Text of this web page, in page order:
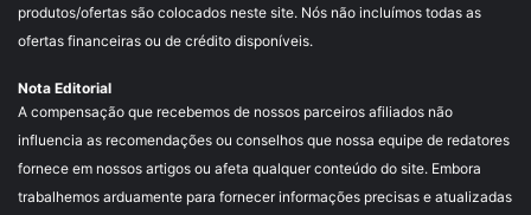
produtos/ofertas são colocados neste site. Nós não incluímos todas as
ofertas financeiras ou de crédito disponíveis.
Nota Editorial
A compensação que recebemos de nossos parceiros afiliados não
influencia as recomendações ou conselhos que nossa equipe de redatores
fornece em nossos artigos ou afeta qualquer conteúdo do site. Embora
trabalhemos arduamente para fornecer informações precisas e atualizadas